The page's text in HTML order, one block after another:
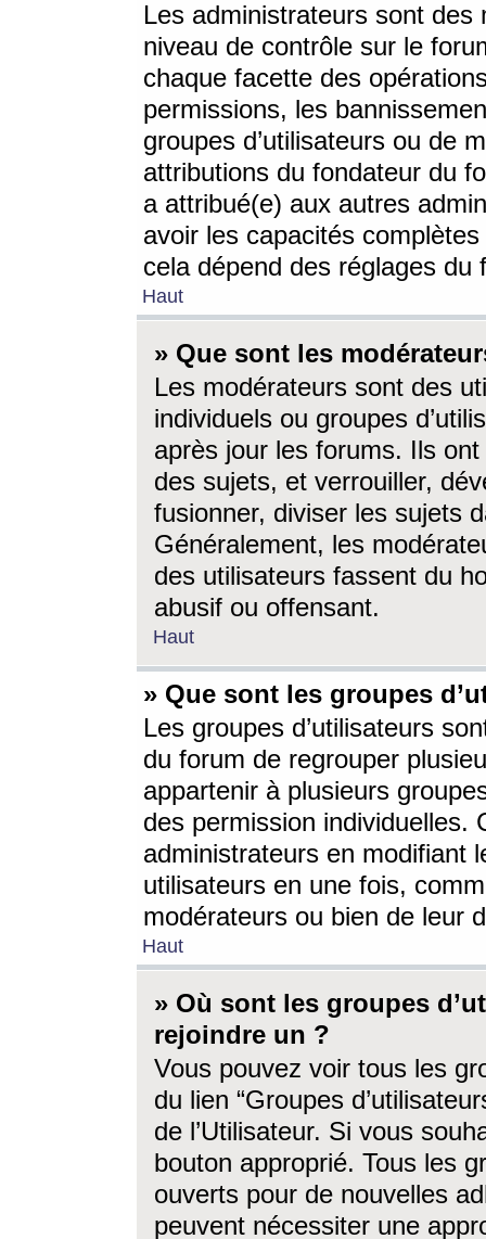
Les administrateurs sont
niveau de contrôle sur le
chaque facette des
permissions, les
groupes d’utilisateurs ou de
attributions du fondateur du
a attribué(e) aux autres
avoir les capacités
cela dépend des réglages du
Haut
» Que sont les
Les modérateurs sont des
individuels ou groupes
après jour les forums. Ils ont
des sujets, et verrouiller,
fusionner, diviser les sujets
Généralement, les
des utilisateurs fassent du
abusif ou offensant.
Haut
» Que sont les groupes
Les groupes d’utilisateurs
du forum de regrouper
appartenir à plusieurs
des permission individuelles.
administrateurs en modifiant
utilisateurs en une fois,
modérateurs ou bien de leur
Haut
» Où sont les groupes
rejoindre un ?
Vous pouvez voir tous les
du lien “Groupes
de l’Utilisateur. Si vous
bouton approprié. Tous les
ouverts pour de nouvelles
peuvent nécessiter une